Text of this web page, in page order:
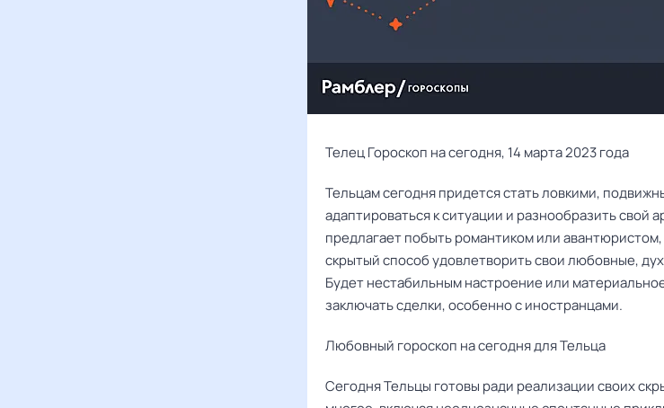
Телец Гороскоп на сегодня, 14 марта 2023 года
Тельцам сегодня придется стать ловкими,
адаптироваться к ситуации и разнообразить свой
предлагает побыть романтиком или
скрытый способ удовлетворить свои любовные,
Будет нестабильным настроение или
заключать сделки, особенно с иностранцами.
Любовный гороскоп на сегодня для Тельца
Сегодня Тельцы готовы ради реализации своих